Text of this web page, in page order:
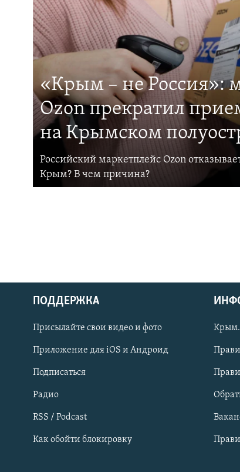
Українською
Qırımtatar
ПРИСОЕДИНЯЙТЕСЬ!
«Крым – не Россия»:
Ozon прекратил
на Крымском
Российский маркетплейс Ozon
Крым? В чем причина?
ПОДДЕРЖКА
Присылайте свои видео и фото
Приложение для iOS и Андроид
Подписаться
Радио
RSS / Podcast
Как обойти блокировку